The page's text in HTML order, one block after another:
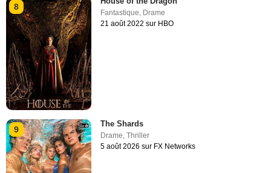
8
Fantastique, Drame
21 août 2022 sur HBO
9
The Shards
Drame,Thriller
5 août 2026 sur FX Networks